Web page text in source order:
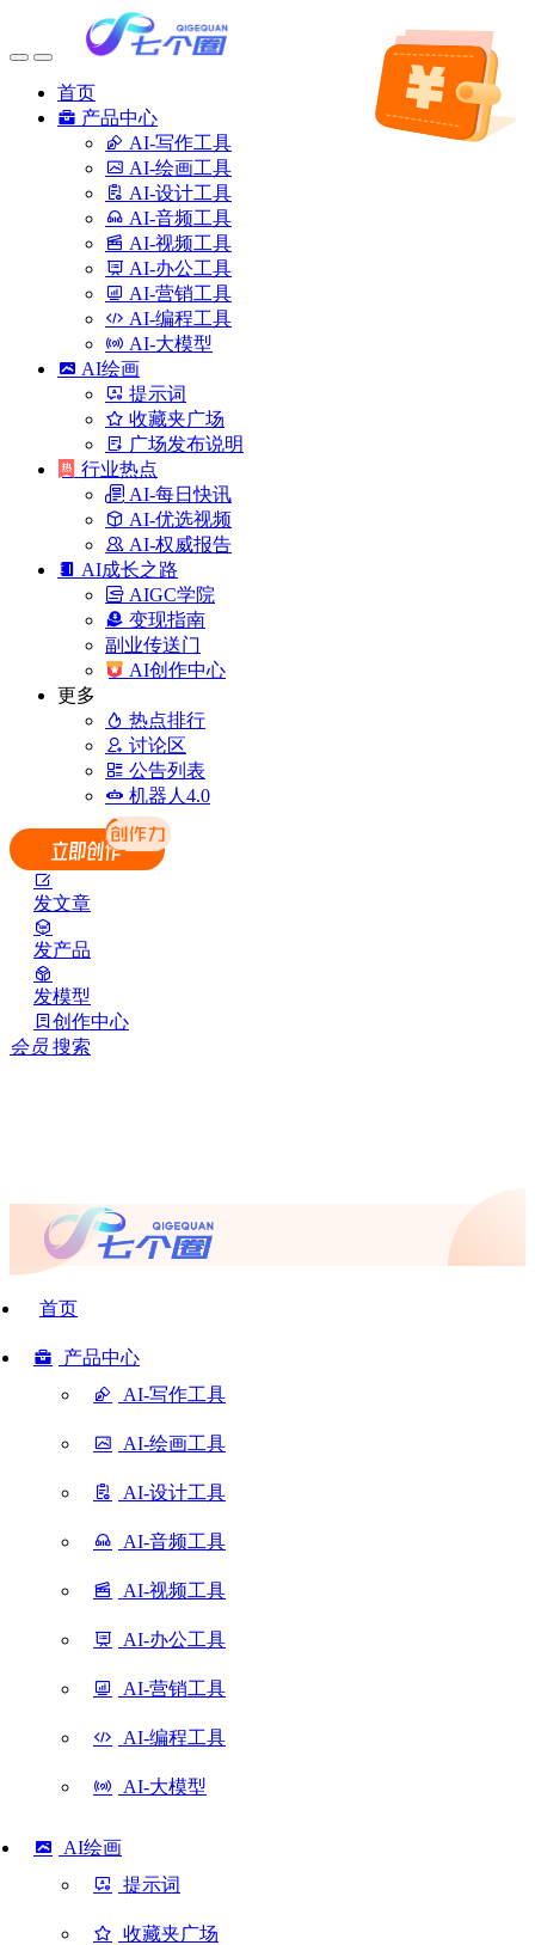
首页
产品中心
AI-写作工具
AI-绘画工具
AI-设计工具
AI-音频工具
AI-视频工具
AI-办公工具
AI-营销工具
AI-编程工具
AI-大模型
AI绘画
提示词
收藏夹广场
广场发布说明
行业热点
AI-每日快讯
AI-优选视频
AI-权威报告
AI成长之路
AIGC学院
变现指南
副业传送门
AI创作中心
更多
热点排行
讨论区
公告列表
机器人4.0
发文章
发产品
发模型
创作中心
会员 搜索
首页
产品中心
AI-写作工具
AI-绘画工具
AI-设计工具
AI-音频工具
AI-视频工具
AI-办公工具
AI-营销工具
AI-编程工具
AI-大模型
AI绘画
提示词
收藏夹广场